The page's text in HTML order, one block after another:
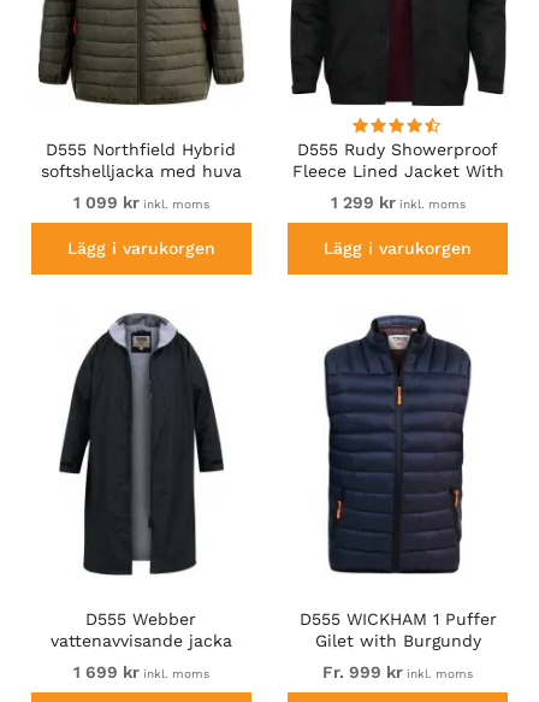
D555 Northfield Hybrid
softshelljacka med huva
khaki
1 099 krinkl. moms
Lägg i varukorgen
D555 Rudy Showerproof
Fleece Lined Jacket With
Packaway Hood - Black
1 299 krinkl. moms
Lägg i varukorgen
D555 Webber
vattenavvisande jacka
med sherpafoder svart
1 699 krinkl. moms
D555 WICKHAM 1 Puffer
Gilet with Burgundy
Lining Navy
Fr. 999 kr inkl. moms